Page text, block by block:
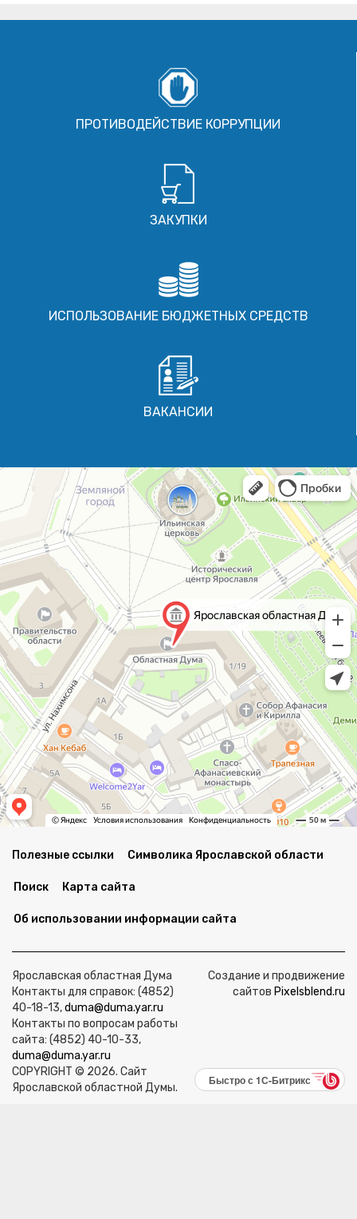
ПРОТИВОДЕЙСТВИЕ КОРРУПЦИИ
ЗАКУПКИ
ИСПОЛЬЗОВАНИЕ БЮДЖЕТНЫХ СРЕДСТВ
ВАКАНСИИ
Полезные ссылки Символика Ярославской области
Поиск Карта сайта
Об использовании информации сайта
Ярославская областная Дума
Контакты для справок: (4852)
40-18-13,duma@duma.yar.ru
Контакты по вопросам работы
сайта: (4852) 40-10-33,
duma@duma.yar.ru
COPYRIGHT © 2026. Сайт
Ярославской областной Думы.
Создание и продвижение
сайтов Pixelsblend.ru
Быстро с 1С-Битрикс